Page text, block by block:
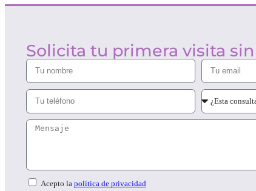
Solicita tu primera visita
Acepto la política de privacidad